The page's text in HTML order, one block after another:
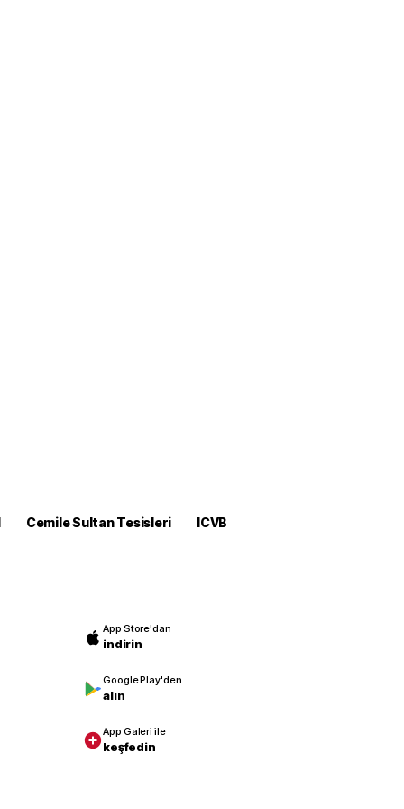
Cemile Sultan Tesisleri
ICVB
App Store'dan
indirin
Google Play'den
alın
App Galeri ile
keşfedin